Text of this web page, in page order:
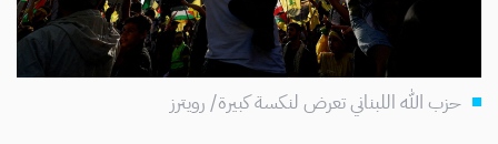
حزب الله اللبناني تعرض لنكسة كبيرة/ رويترز